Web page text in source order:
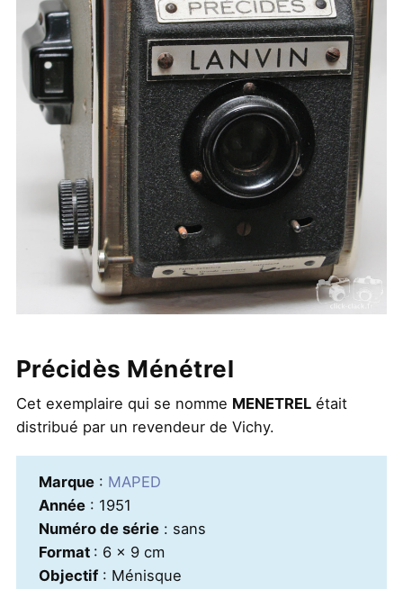
Précidès Ménétrel
Cet exemplaire qui se nomme MENETRELétait
distribué par un revendeur de Vichy.
Marque: MAPED
Année: 1951
Numéro de série: sans
Format : 6 x 9 cm
Objectif: Ménisque